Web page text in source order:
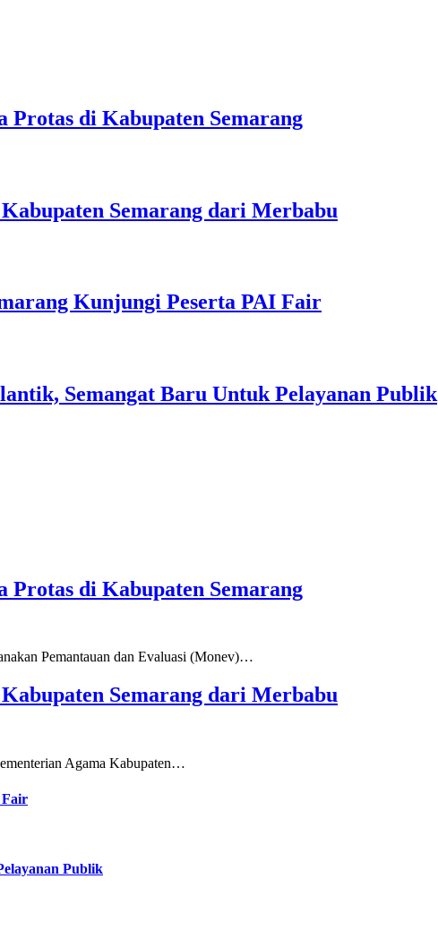
di Kabupaten Semarang
Semarang dari Merbabu
Kunjungi Peserta PAI Fair
Semangat Baru Untuk Pelayanan Publik
di Kabupaten Semarang
Pemantauan dan Evaluasi (Monev)…
Semarang dari Merbabu
Agama Kabupaten…
Fair
Publik